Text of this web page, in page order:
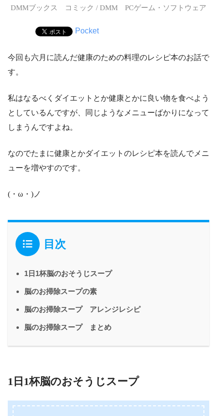
DMMブックス コミック / DMM PCゲーム・ソフトウェア
Pocket
今回も六月に読んだ健康のための料理のレシピ本のお話で
す。
私はなるべくダイエットとか健康とかに良い物を食べよう
としているんですが、同じようなメニューばかりになって
しまうんですよね。
なのでたまに健康とかダイエットのレシピ本を読んでメニ
ューを増やすのです。
(・ω・)ノ
目次
1日1杯脳のおそうじスープ
脳のお掃除スープの素
脳のお掃除スープ アレンジレシピ
脳のお掃除スープ まとめ
1日1杯脳のおそうじスープ